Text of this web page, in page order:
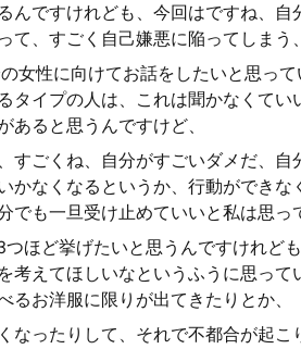
んですけれども、今回はですね、
て、すごく自己嫌悪に陥ってしまう、
女性に向けてお話をしたいと思っ
タイプの人は、これは聞かなくて
あると思うんですけど、
すごくね、自分がすごいダメだ、
かなくなるというか、行動ができ
でも一旦受け止めていいと私は思っ
つほど挙げたいと思うんですけれど
考えてほしいなというふうに思っ
るお洋服に限りが出てきたりとか、
なったりして、それで不都合が起